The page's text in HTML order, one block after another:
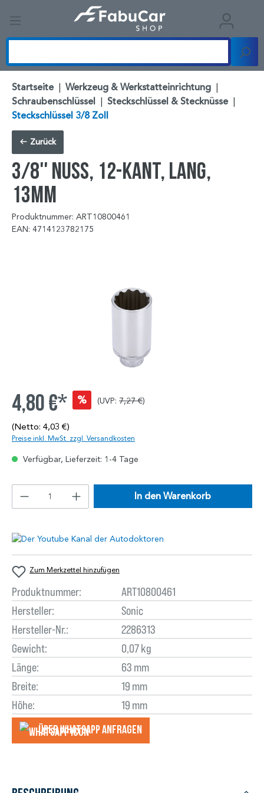
Startseite | Werkzeug & Werkstatteinrichtung |
Schraubenschlüssel | Steckschlüssel & Stecknüsse |
Steckschlüssel 3/8 Zoll
Zurück
3/8'' Nuss, 12-kant, lang,
13mm
Produktnummer: ART10800461
EAN: 4714123782175
4,80 €* % (UVP: 7,27 €)
(Netto: 4,03 €)
Preise inkl. MwSt. zzgl. Versandkosten
Verfügbar, Lieferzeit: 1-4 Tage
In den Warenkorb
Zum Merkzettel hinzufügen
Produktnummer:
ART10800461
Hersteller:
Sonic
Hersteller-Nr.:
2286313
Gewicht:
0,07 kg
Länge:
63 mm
Breite:
19 mm
Höhe:
19 mm
Über WhatsApp anfragеn